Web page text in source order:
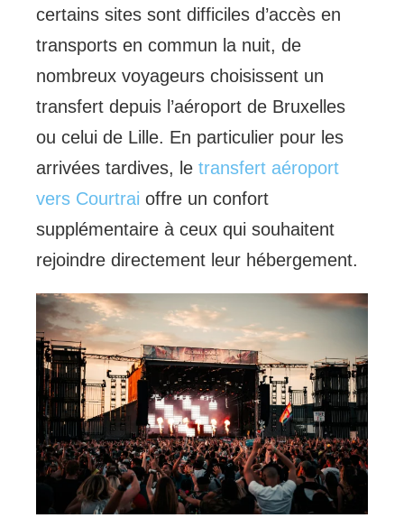
certains sites sont difficiles d’accès en
transports en commun la nuit, de
nombreux voyageurs choisissent un
transfert depuis l’aéroport de Bruxelles
ou celui de Lille. En particulier pour les
arrivées tardives, le transfert aéroport
vers Courtrai offre un confort
supplémentaire à ceux qui souhaitent
rejoindre directement leur hébergement.